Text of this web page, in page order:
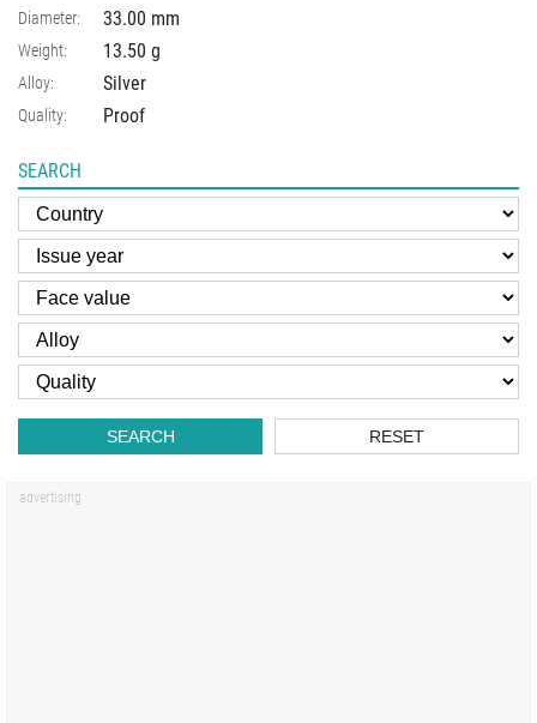
Diameter: 33.00 mm
Weight: 13.50 g
Alloy: Silver
Quality: Proof
SEARCH
SEARCH RESET